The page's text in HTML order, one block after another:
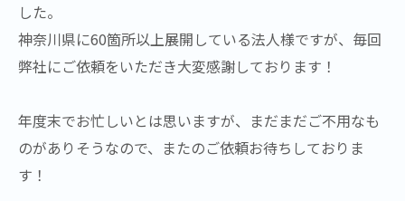
した。
神奈川県に60箇所以上展開している法人様ですが、毎回
弊社にご依頼をいただき大変感謝しております！
年度末でお忙しいとは思いますが、まだまだご不用なも
のがありそうなので、またのご依頼お待ちしておりま
す！